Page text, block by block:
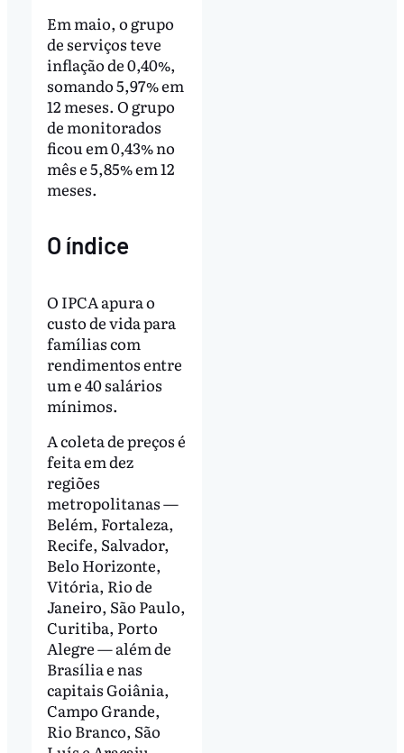
Em maio, o grupo
de serviços teve
inflação de 0,40%,
somando 5,97% em
12 meses. O grupo
de monitorados
ficou em 0,43% no
mês e 5,85% em 12
meses.
O índice
O IPCA apura o
custo de vida para
famílias com
rendimentos entre
um e 40 salários
mínimos.
A coleta de preços é
feita em dez
regiões
metropolitanas —
Belém, Fortaleza,
Recife, Salvador,
Belo Horizonte,
Vitória, Rio de
Janeiro, São Paulo,
Curitiba, Porto
Alegre — além de
Brasília e nas
capitais Goiânia,
Campo Grande,
Rio Branco, São